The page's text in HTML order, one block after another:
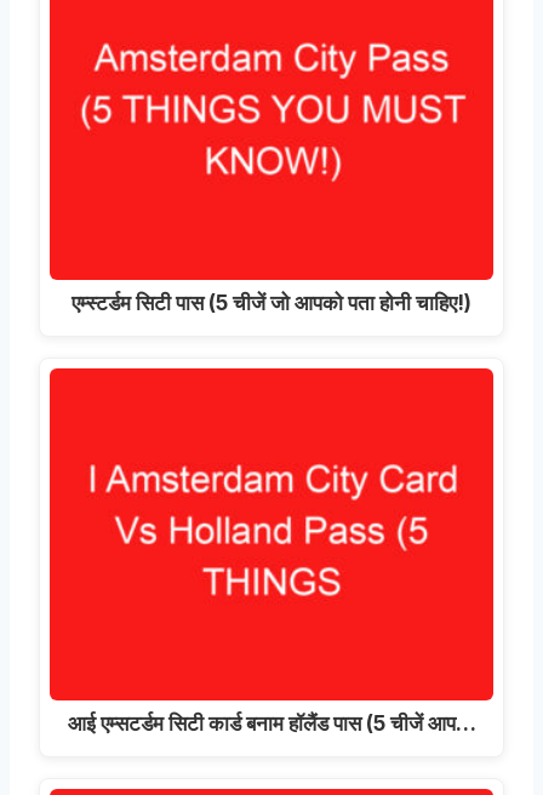
एम्स्टर्डम सिटी पास (5 चीजें जो आपको पता होनी चाहिए!)
आई एम्सटर्डम सिटी कार्ड बनाम हॉलैंड पास (5 चीजें आप…